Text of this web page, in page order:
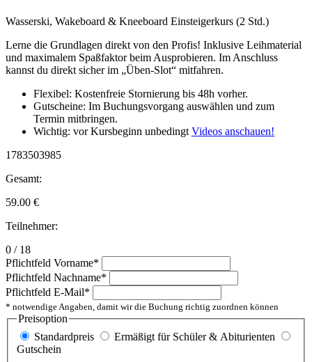
Wasserski, Wakeboard & Kneeboard Einsteigerkurs (2 Std.)
Lerne die Grundlagen direkt von den Profis! Inklusive Leihmaterial
und maximalem Spaßfaktor beim Ausprobieren. Im Anschluss
kannst du direkt sicher im „Üben-Slot“ mitfahren.
Flexibel: Kostenfreie Stornierung bis 48h vorher.
Gutscheine: Im Buchungsvorgang auswählen und zum
Termin mitbringen.
Wichtig: vor Kursbeginn unbedingt Videos anschauen!
1783503985
Gesamt:
59.00 €
Teilnehmer:
0 / 18
Pflichtfeld Vorname*
Pflichtfeld Nachname*
Pflichtfeld E-Mail*
* notwendige Angaben, damit wir die Buchung richtig zuordnen können
Preisoption
Standardpreis
Ermäßigt für Schüler & Abiturienten
Gutschein